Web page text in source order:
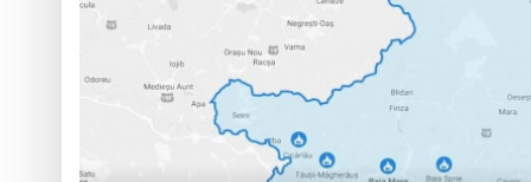
Trei seri despre
Eveniment special
„Zilele